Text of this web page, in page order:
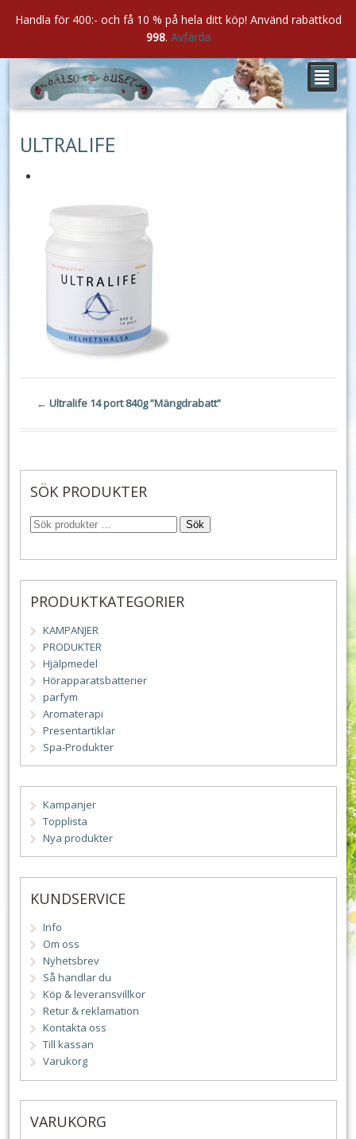
²
ULTRALIFE
← Ultralife 14 port 840g ”Mängdrabatt”
SÖK PRODUKTER
Sök
PRODUKTKATEGORIER
KAMPANJER
PRODUKTER
Hjälpmedel
Hörapparatsbatterier
parfym
Aromaterapi
Presentartiklar
Spa-Produkter
Kampanjer
Topplista
Nya produkter
KUNDSERVICE
Info
Om oss
Nyhetsbrev
Så handlar du
Köp & leveransvillkor
Retur & reklamation
Kontakta oss
Till kassan
Varukorg
VARUKORG
Handla för 400:- och få 10 % på hela ditt köp! Använd rabattkod
998. Avfärda